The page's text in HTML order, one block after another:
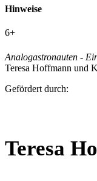
Hinweise
6+
Analogastronauten -
Teresa Hoffmann und
Gefördert durch:
Teresa